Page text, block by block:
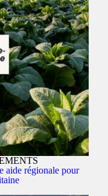
aide régionale pour